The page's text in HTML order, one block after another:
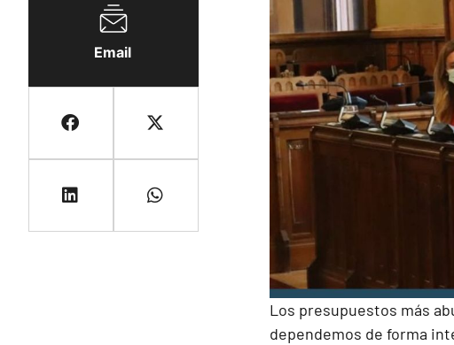
Email
Los presupuestos más
dependemos de forma